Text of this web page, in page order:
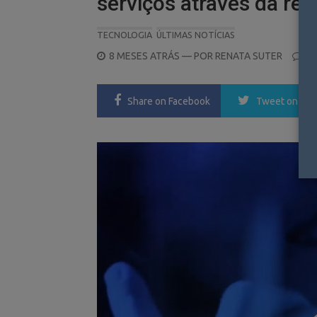
TECNOLOGIA ÚLTIMAS NOTÍCIAS
POSTED
8 MESES ATRÁS — POR RENATA SUTER
Share on Facebook Tweet on